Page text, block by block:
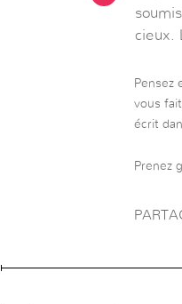
cieux.
Pensez
vous
écrit
Prenez